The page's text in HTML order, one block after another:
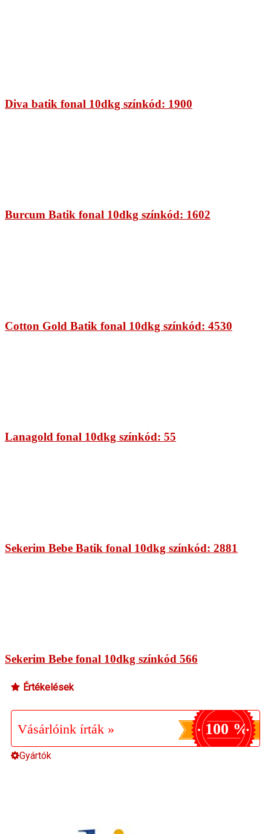
Diva batik fonal 10dkg színkód: 1900
Burcum Batik fonal 10dkg színkód: 1602
Cotton Gold Batik fonal 10dkg színkód: 4530
Lanagold fonal 10dkg színkód: 55
Sekerim Bebe Batik fonal 10dkg színkód: 2881
Sekerim Bebe fonal 10dkg színkód 566
Értékelések
Vásárlóink írták » 100 %
Gyártók